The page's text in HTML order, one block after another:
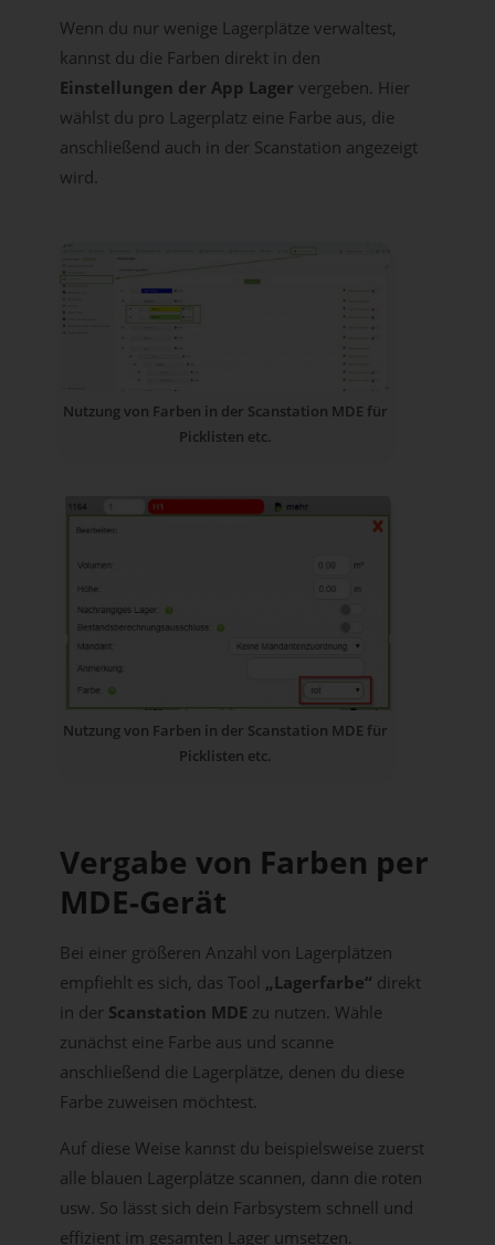
Wenn du nur wenige Lagerplätze verwaltest,
kannst du die Farben direkt in den
Einstellungen der App Lager vergeben. Hier
wählst du pro Lagerplatz eine Farbe aus, die
anschließend auch in der Scanstation angezeigt
wird.
Nutzung von Farben in der Scanstation MDE für
Picklisten etc.
Nutzung von Farben in der Scanstation MDE für
Picklisten etc.
Vergabe von Farben per
MDE-Gerät
Bei einer größeren Anzahl von Lagerplätzen
empfiehlt es sich, das Tool „Lagerfarbe“ direkt
in der Scanstation MDE zu nutzen. Wähle
zunächst eine Farbe aus und scanne
anschließend die Lagerplätze, denen du diese
Farbe zuweisen möchtest.
Auf diese Weise kannst du beispielsweise zuerst
alle blauen Lagerplätze scannen, dann die roten
usw. So lässt sich dein Farbsystem schnell und
effizient im gesamten Lager umsetzen.